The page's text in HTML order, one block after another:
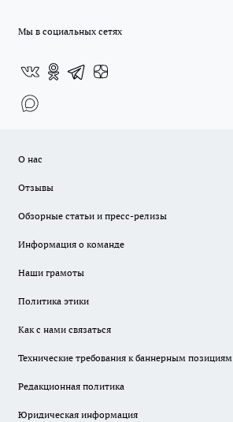
Мы в социальных сетях
О нас
Отзывы
Обзорные статьи и пресс-релизы
Информация о команде
Наши грамоты
Политика этики
Как с нами связаться
Технические требования к баннерным позициям
Редакционная политика
Юридическая информация